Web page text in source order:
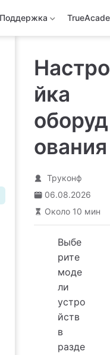
Поддержка
Настро
йка
оборуд
ования
Труконф
06.08.2026
Около 10 мин
Выбе
рите
моде
ли
устро
йств
в
разде